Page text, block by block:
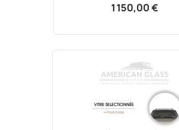
1 150,00 €